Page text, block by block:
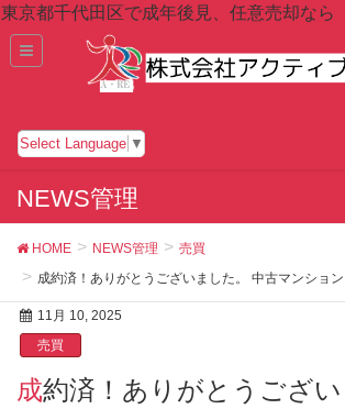
東京都千代田区で成年後見、任意売却なら
Select Language ▼
NEWS管理
HOME NEWS管理
売買
成約済！ありがとうございました。 中古マンショ
11月 10, 2025
売買
成約済！ありがとうございました。